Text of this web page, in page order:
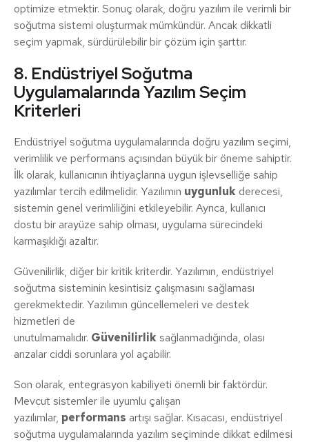
optimize etmektir. Sonuç olarak, doğru yazılım ile verimli bir
soğutma sistemi oluşturmak mümkündür. Ancak dikkatli
seçim yapmak, sürdürülebilir bir çözüm için şarttır.
8. Endüstriyel Soğutma
Uygulamalarında Yazılım Seçim
Kriterleri
Endüstriyel soğutma uygulamalarında doğru yazılım seçimi,
verimlilik ve performans açısından büyük bir öneme sahiptir.
İlk olarak, kullanıcının ihtiyaçlarına uygun işlevselliğe sahip
yazılımlar tercih edilmelidir. Yazılımın uygunluk derecesi,
sistemin genel verimliliğini etkileyebilir. Ayrıca, kullanıcı
dostu bir arayüze sahip olması, uygulama sürecindeki
karmaşıklığı azaltır.
Güvenilirlik, diğer bir kritik kriterdir. Yazılımın, endüstriyel
soğutma sisteminin kesintisiz çalışmasını sağlaması
gerekmektedir. Yazılımın güncellemeleri ve destek
hizmetleri de
unutulmamalıdır. Güvenilirlik sağlanmadığında, olası
arızalar ciddi sorunlara yol açabilir.
Son olarak, entegrasyon kabiliyeti önemli bir faktördür.
Mevcut sistemler ile uyumlu çalışan
yazılımlar, performans artışı sağlar. Kısacası, endüstriyel
soğutma uygulamalarında yazılım seçiminde dikkat edilmesi